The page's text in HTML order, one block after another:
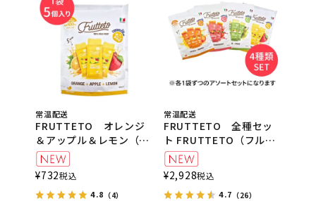
常温配送
FRUTTETO オレンジ
＆アップル＆レモン（5
個入り）
FRUTTETO（フルッテ
ート）
¥732税込
4.8 （4）
常温配送
FRUTTETO 全種セッ
ト FRUTTETO（フルッ
テート）
¥2,928税込
4.7 （26）